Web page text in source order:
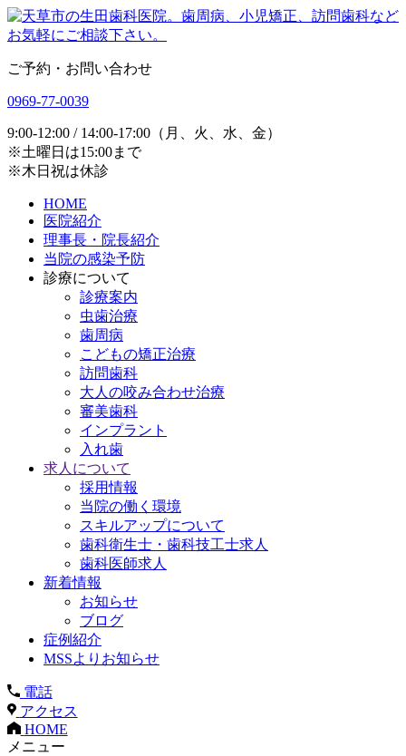
ご予約・お問い合わせ
0969-77-0039
9:00-12:00 / 14:00-17:00（月、火、水、金）
※土曜日は15:00まで
※木日祝は休診
HOME
医院紹介
理事長・院長紹介
当院の感染予防
診療について
診療案内
虫歯治療
歯周病
こどもの矯正治療
訪問歯科
大人の咬み合わせ治療
審美歯科
インプラント
入れ歯
求人について
採用情報
当院の働く環境
スキルアップについて
歯科衛生士・歯科技工士求人
歯科医師求人
新着情報
お知らせ
ブログ
症例紹介
MSSよりお知らせ
電話
アクセス
HOME
メニュー